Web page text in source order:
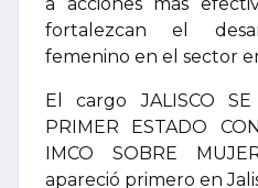
fortalezcan el
femenino en el sector
El cargo JALISCO SE
PRIMER ESTADO
IMCO SOBRE
apareció primero en